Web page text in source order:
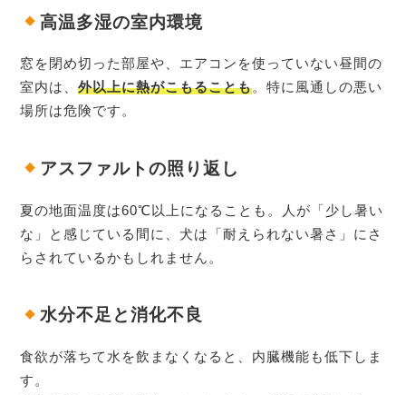
高温多湿の室内環境
窓を閉め切った部屋や、エアコンを使っていない昼間の
室内は、外以上に熱がこもることも。特に風通しの悪い
場所は危険です。
アスファルトの照り返し
夏の地面温度は60℃以上になることも。人が「少し暑い
な」と感じている間に、犬は「耐えられない暑さ」にさ
らされているかもしれません。
水分不足と消化不良
食欲が落ちて水を飲まなくなると、内臓機能も低下しま
す。